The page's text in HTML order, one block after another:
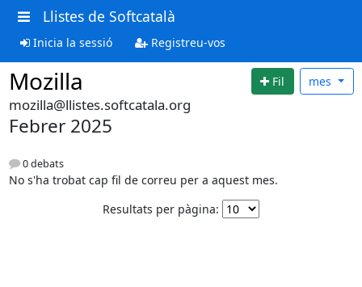
Llistes de Softcatalà
Inicia la sessió Registreu-vos
Mozilla Fil mes
mozilla@llistes.softcatala.org
Febrer 2025
0 debats
No s'ha trobat cap fil de correu per a aquest mes.
Resultats per pàgina: